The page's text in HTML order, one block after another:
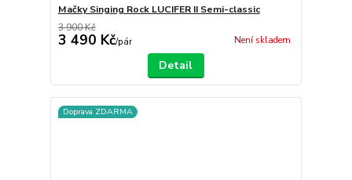
Mačky Singing Rock LUCIFER II Semi-classic
3 900 Kč
3 490 Kč/pár Není skladem
Detail
Doprava ZDARMA